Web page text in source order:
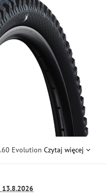
Evolution Czytaj więcej
13.8.2026